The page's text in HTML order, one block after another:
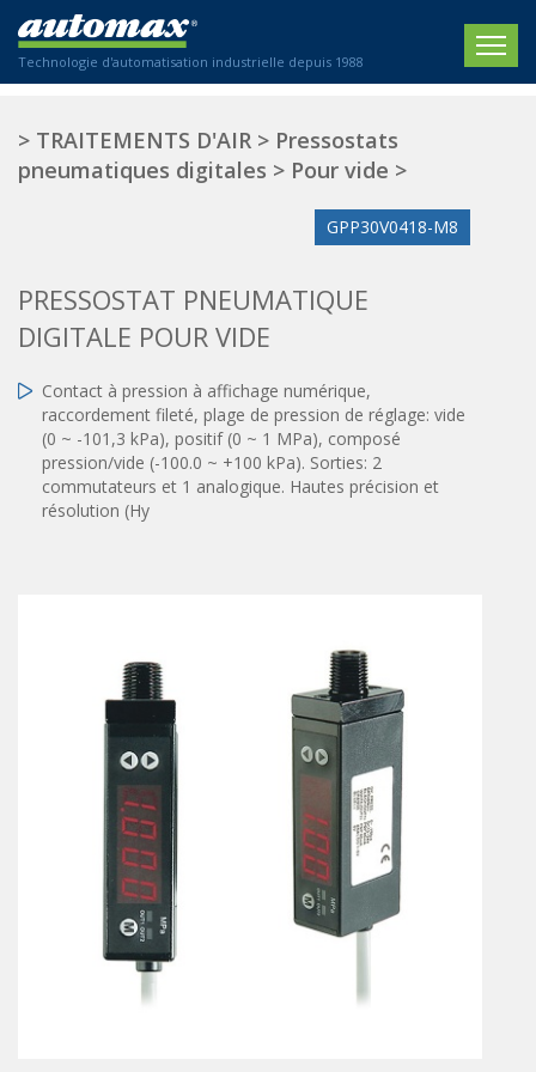
Technologie d'automatisation industrielle depuis 1988
ACCUEIL
SOCIÉTÉ
Actionneurs électriques
Actionneurs standardisés
Amortisseurs hydrauliques
Régulateurs hydrauliques
Systèmes modulaires pneumatiques
Tables de translation
Joints tournants
CONTRÔLE DES FLUIDES
Auxiliaires de ligne
Auxiliaires de raccordement
Électrovannes tous fluides
DISTRIBUTEURS
Commande à pédale
Commande électrique
Commande manuelle
SECTEURS
Agriculture
Imprimerie
Plasturgie
Solutions personnalisées
CONTACT
Nous sommes heureux de vous conseiller !
+33 0 254 553 811
En
> TRAITEMENTS D'AIR > Pressostats
pneumatiques digitales > Pour vide >
GPP30V0418-M8
PRESSOSTAT PNEUMATIQUE
DIGITALE POUR VIDE
Contact à pression à affichage numérique,
raccordement fileté, plage de pression de réglage: vide
(0 ~ -101,3 kPa), positif (0 ~ 1 MPa), composé
pression/vide (-100.0 ~ +100 kPa). Sorties: 2
commutateurs et 1 analogique. Hautes précision et
résolution (Hy